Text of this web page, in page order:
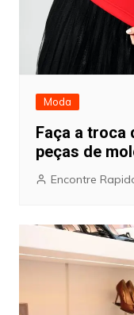
Moda
Faça a troca
peças de
Encontre